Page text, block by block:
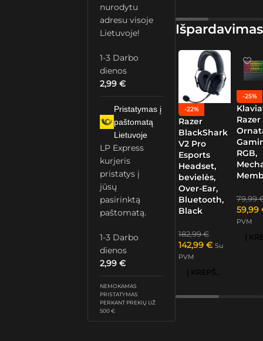
nurodytu
adresu visoje
Lietuvoje!
1-3 Darbo
dienos
2,99€
Pristatymas į
paštomatą
Lietuvoje
LP Express
kurjeris
pristatys į
jūsų
pasirinktą
paštomatą.
1-3 Darbo
dienos
2,99€
NEMOKAMAS
PRISTATYMAS
PERKANT PREKIŲ UŽ
500 €
Išpardavimas
-22%
Razer
BlackShark
V2 Pro
Esports
Headset,
bevielės,
Over-Ear,
Bluetooth,
Black
182,99€
142,99 € Su
PVM
Į KREPŠELĮ
-25%
Razer
RGB,
79,99
59,99
PVM